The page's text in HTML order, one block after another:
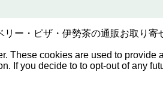
リー・ピザ・伊勢茶の通販お取り寄
These cookies are used to
If you decide to to opt-out of any